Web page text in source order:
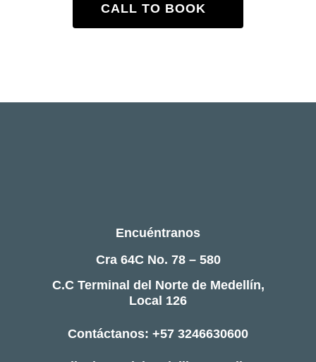
CALL TO BOOK
Encuéntranos
Cra 64C No. 78 – 580
C.C Terminal del Norte de Medellín,
Local 126
Contáctanos: +57 3246630600